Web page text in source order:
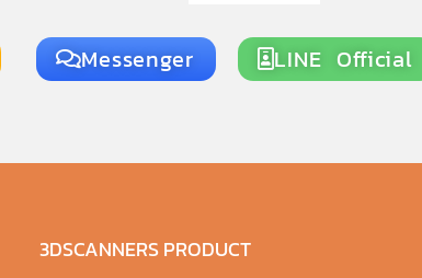
Messenger LINE Official
3DSCANNERS PRODUCT